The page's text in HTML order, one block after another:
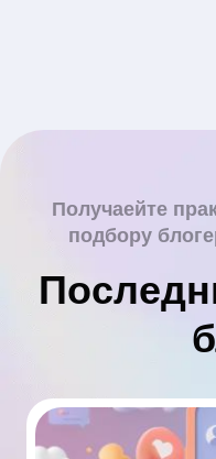
Получаейте
подбору